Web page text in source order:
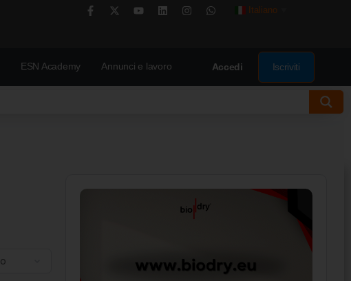
Italiano
ESN Academy Annunci e lavoro Accedi Iscriviti